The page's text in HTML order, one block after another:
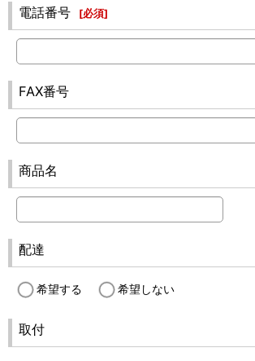
電話番号 [必須]
FAX番号
商品名
配達
希望する 希望しない
取付